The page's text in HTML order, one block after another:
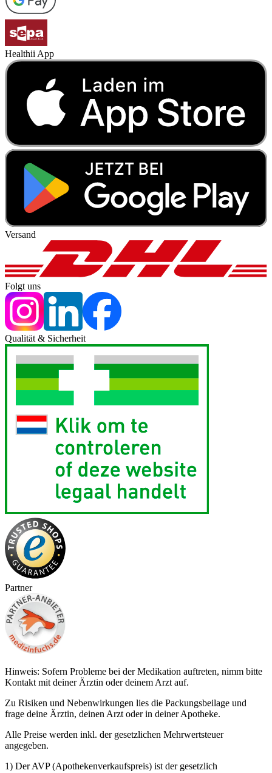
Healthii App
Versand
Folgt uns
Qualität & Sicherheit
Partner
Hinweis: Sofern Probleme bei der Medikation auftreten, nimm bitte
Kontakt mit deiner Ärztin oder deinem Arzt auf.
Zu Risiken und Nebenwirkungen lies die Packungsbeilage und
frage deine Ärztin, deinen Arzt oder in deiner Apotheke.
Alle Preise werden inkl. der gesetzlichen Mehrwertsteuer
angegeben.
1) Der AVP (Apothekenverkaufspreis) ist der gesetzlich